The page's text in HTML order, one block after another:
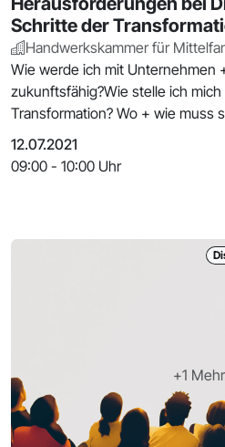
Schritte der
Handwerkskammer für
Wie werde ich mit Unternehmen
zukunftsfähig?Wie stelle ich mich
Transformation? Wo + wie muss
umstellen? Wie
12.07.2021
09:00 - 10:00 Uhr
+1